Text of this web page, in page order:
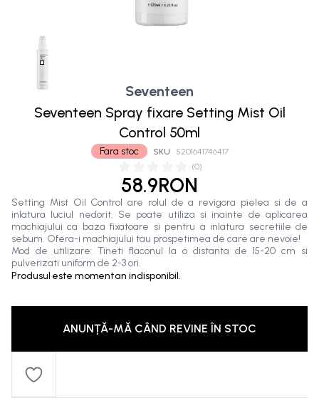
(0)
Fara stoc SKU 5201641746417
Seventeen
Seventeen Spray fixare Setting Mist Oil
Control 50ml
58.9RON
Setting Mist Oil Control are rolul de a revigora pielea si de a
inlatura luciul nedorit. Se poate utiliza si inainte de aplicarea
machiajului ca baza fixatoare si pentru a inlatura secretiile de
sebum. Ofera-i machiajului tau prospetimea de care are nevoie!
Mod de utilizare: Tineti flaconul la o distanta de 15-20 cm si
pulverizati uniform de 2-3 ori.
Produsul este momentan indisponibil.
ANUNȚĂ-MĂ CÂND REVINE ÎN STOC